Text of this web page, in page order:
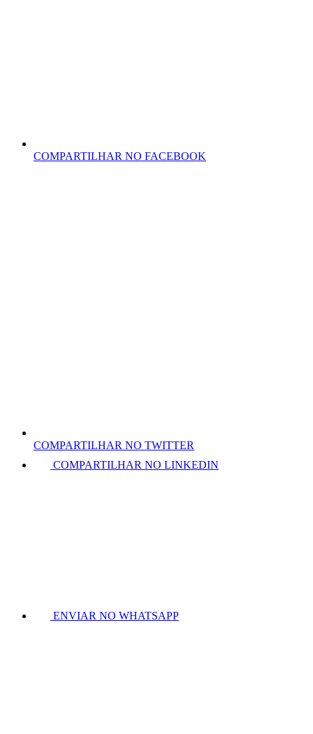
COMPARTILHAR NO FACEBOOK
COMPARTILHAR NO TWITTER
COMPARTILHAR NO LINKEDIN
ENVIAR NO WHATSAPP